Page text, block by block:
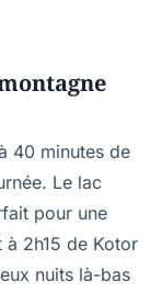
40 minutes de
Le lac
pour une
2h15 de Kotor
nuits là-bas